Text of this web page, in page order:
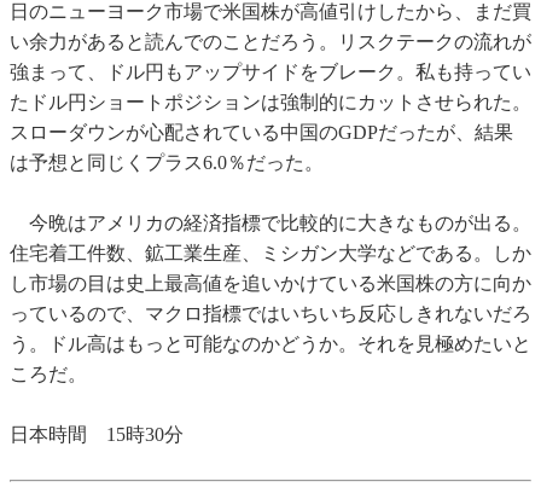
日のニューヨーク市場で米国株が高値引けしたから、まだ買
い余力があると読んでのことだろう。リスクテークの流れが
強まって、ドル円もアップサイドをブレーク。私も持ってい
たドル円ショートポジションは強制的にカットさせられた。
スローダウンが心配されている中国のGDPだったが、結果
は予想と同じくプラス6.0％だった。
今晩はアメリカの経済指標で比較的に大きなものが出る。
住宅着工件数、鉱工業生産、ミシガン大学などである。しか
し市場の目は史上最高値を追いかけている米国株の方に向か
っているので、マクロ指標ではいちいち反応しきれないだろ
う。ドル高はもっと可能なのかどうか。それを見極めたいと
ころだ。
日本時間 15時30分